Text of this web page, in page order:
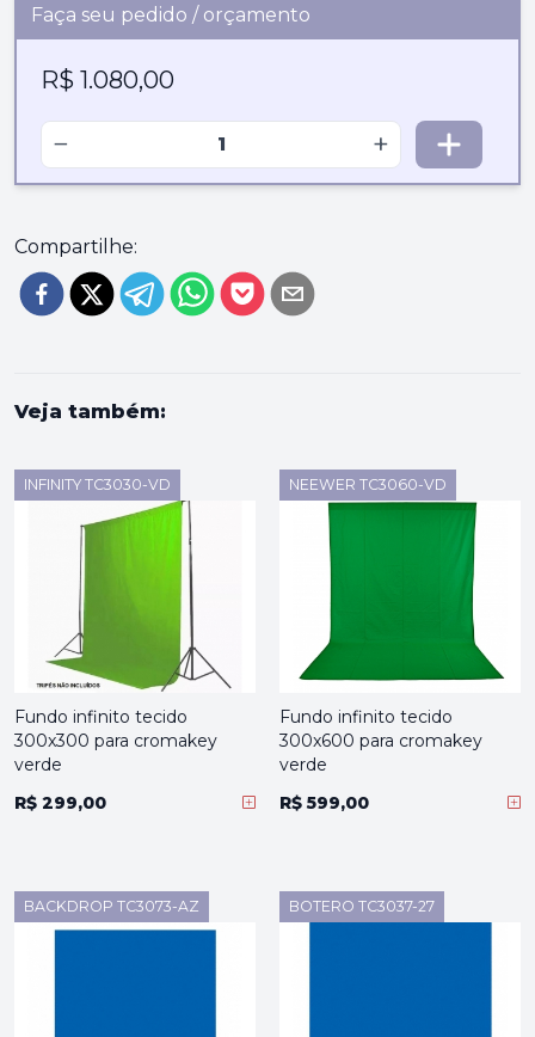
Faça seu pedido / orçamento
R$ 1.080,00
− +
Compartilhe:
Veja também:
INFINITY TC3030-VD
Fundo infinito tecido
300x300 para cromakey
verde
R$ 299,00
NEEWER TC3060-VD
Fundo infinito tecido
300x600 para cromakey
verde
R$ 599,00
BACKDROP TC3073-AZ BOTERO TC3037-27